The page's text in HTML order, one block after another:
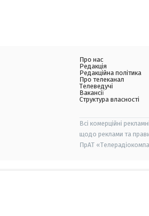
Про нас
Редакція
Редакційна політика
Про телеканал
Телеведучі
Вакансії
Структура власності
Всі комерційні
щодо реклами та
ПрАТ